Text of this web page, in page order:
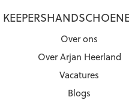
Over ons
Over Arjan Heerland
Vacatures
Blogs